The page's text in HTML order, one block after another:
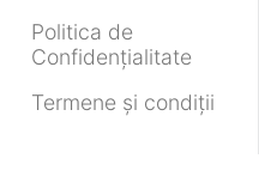
Politica de
Confidențialitate
Termene și condiții